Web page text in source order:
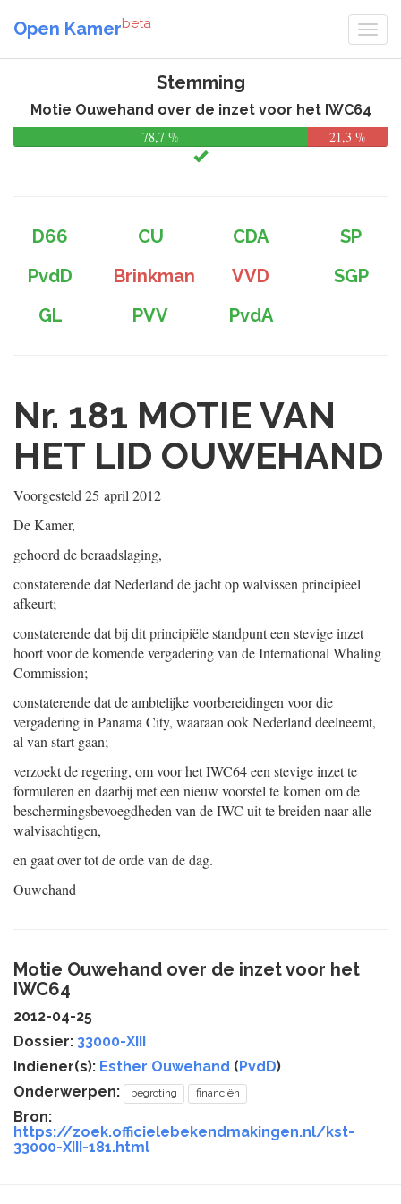
Open Kamerbeta
Stemming
Motie Ouwehand over de inzet voor het IWC64
78,7 %
21,3 %
D66 CU CDA
SP
PvdD
Brinkman VVD
SGP
GL
PVV PvdA
Nr. 181 MOTIE VAN
HET LID OUWEHAND
Voorgesteld 25 april 2012
De Kamer,
gehoord de beraadslaging,
constaterende dat Nederland de jacht op walvissen principieel
afkeurt;
constaterende dat bij dit principiële standpunt een stevige inzet
hoort voor de komende vergadering van de International Whaling
Commission;
constaterende dat de ambtelijke voorbereidingen voor die
vergadering in Panama City, waaraan ook Nederland deelneemt,
al van start gaan;
verzoekt de regering, om voor het IWC64 een stevige inzet te
formuleren en daarbij met een nieuw voorstel te komen om de
beschermingsbevoegdheden van de IWC uit te breiden naar alle
walvisachtigen,
en gaat over tot de orde van de dag.
Ouwehand
Motie Ouwehand over de inzet voor het
IWC64
2012-04-25
Dossier: 33000-XIII
Indiener(s): Esther Ouwehand (PvdD)
Onderwerpen:
begroting financiën
Bron:
https://zoek.officielebekendmakingen.nl/kst-
33000-XIII-181.html